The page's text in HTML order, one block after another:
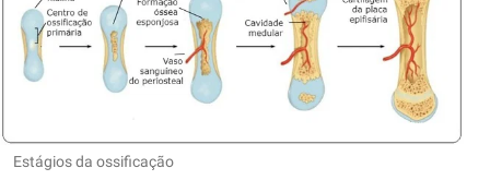
Estágios da ossificação